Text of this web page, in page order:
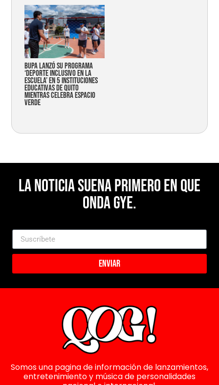
Bupa lanzó su programa
‘Deporte Inclusivo en la
Escuela’ en 5 instituciones
educativas de Quito
mientras celebra espacio
verde
La noticia suena primero en Que
Onda Gye.
Enviar
Somos una pagina de información de lanzamientos,
entretenimiento y música de personalidades